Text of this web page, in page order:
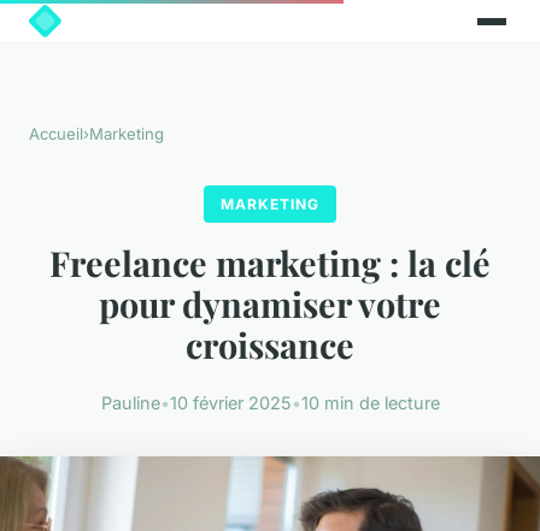
Accueil›Marketing
MARKETING
Freelance marketing : la clé
pour dynamiser votre
croissance
Pauline•10 février 2025•10 min de lecture